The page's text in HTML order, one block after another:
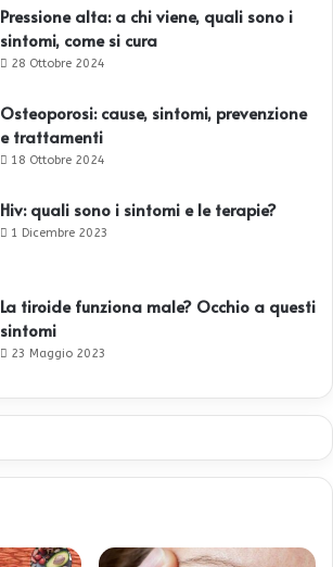
Pressione alta: a chi viene, quali sono i
sintomi, come si cura
28 Ottobre 2024
Osteoporosi: cause, sintomi, prevenzione
e trattamenti
18 Ottobre 2024
Hiv: quali sono i sintomi e le terapie?
1 Dicembre 2023
La tiroide funziona male? Occhio a questi
sintomi
23 Maggio 2023